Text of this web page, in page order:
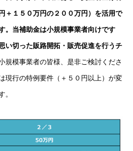
＋１５０万円の２００万円）を活用で
。当補助金は小規模事業者向けです
い切った販路開拓・販売促進を行うチ
規模事業者の皆様、是非ご検討くださ
現行の特例要件（＋５０円以上）が変
。